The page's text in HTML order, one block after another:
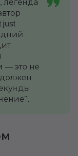
легенда
just
— это не
должен